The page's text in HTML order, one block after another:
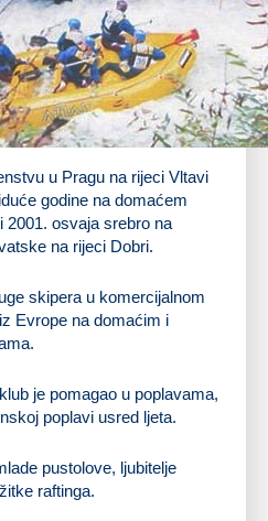
u Pragu na rijeci Vltavi
godine na domaćem
2001. osvaja srebro na
na rijeci Dobri.
skipera u komercijalnom
Evrope na domaćim i
je pomagao u poplavama,
poplavi usred ljeta.
pustolove, ljubitelje
raftinga.